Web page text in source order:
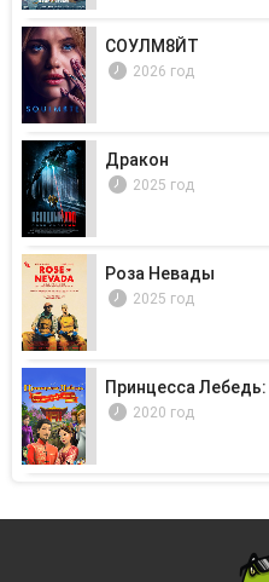
СОУЛМ8ЙТ
2026 год
Дракон
2025 год
Роза Невады
2025 год
Принцесса
2020 год